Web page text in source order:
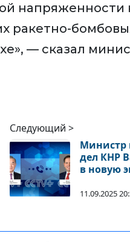
ракетно-
— сказал
Следующий >
Министр
дел КНР
в новую
сообща
11.09.2025